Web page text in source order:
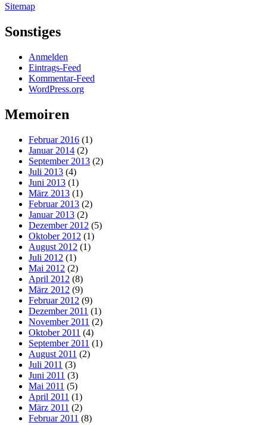
Sitemap
Sonstiges
Anmelden
Eintrags-Feed
Kommentar-Feed
WordPress.org
Memoiren
Februar 2016 (1)
Januar 2014 (2)
September 2013 (2)
Juli 2013 (4)
Juni 2013 (1)
März 2013 (1)
Februar 2013 (2)
Januar 2013 (2)
Dezember 2012 (5)
Oktober 2012 (1)
August 2012 (1)
Juli 2012 (1)
Mai 2012 (2)
April 2012 (8)
März 2012 (9)
Februar 2012 (9)
Dezember 2011 (1)
November 2011 (2)
Oktober 2011 (4)
September 2011 (1)
August 2011 (2)
Juli 2011 (3)
Juni 2011 (3)
Mai 2011 (5)
April 2011 (1)
März 2011 (2)
Februar 2011 (8)